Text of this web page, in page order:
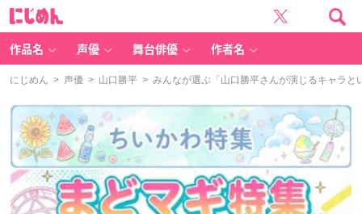
作品名 声優 舞台俳優 作者名
にじめん > 声優 > 山口勝平 > みんなが選ぶ「山口勝平さんが演じるキャラ